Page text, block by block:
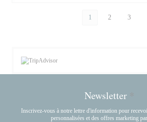
1 2 3
Newsletter *
Inscrivez-vous à notre lettre d'information pour
personnalisées et des offres marketing